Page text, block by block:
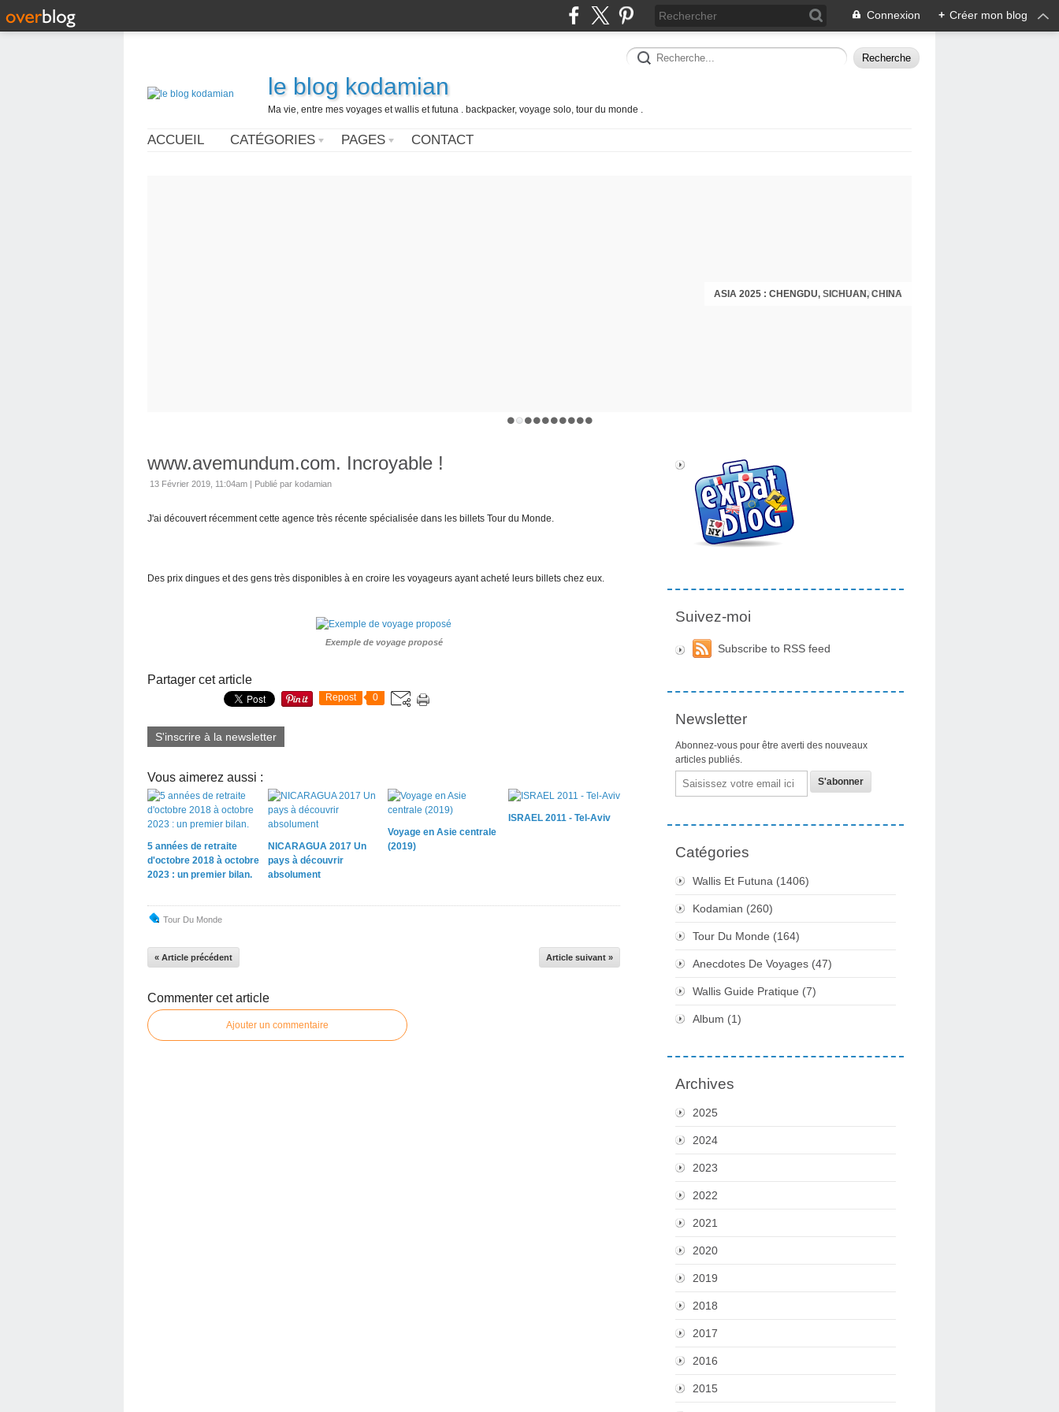
Connexion + Créer mon blog
le blog kodamian
Ma vie, entre mes voyages et wallis et futuna . backpacker, voyage solo, tour du monde .
ACCUEIL CATÉGORIES PAGES CONTACT
ASIA 2025 : CHENGDU, SICHUAN, CHINA
CHENGDU 2025
www.avemundum.com. Incroyable !
13 Février 2019, 11:04am | Publié par kodamian
J'ai découvert récemment cette agence très récente spécialisée dans les billets Tour du Monde.
Des prix dingues et des gens très disponibles à en croire les voyageurs ayant acheté leurs billets chez eux.
Exemple de voyage proposé
Partager cet article
Repost 0
S'inscrire à la newsletter
Vous aimerez aussi :
5 années de retraite
d'octobre 2018 à octobre
2023 : un premier bilan.
NICARAGUA 2017 Un
pays à découvrir
absolument
Voyage en Asie centrale
(2019)
ISRAEL 2011 - Tel-Aviv
Tour Du Monde
« Article précédent Article suivant »
Commenter cet article
Ajouter un commentaire
Suivez-moi
Subscribe to RSS feed
Newsletter
Abonnez-vous pour être averti des nouveaux
articles publiés.
Email
Catégories
Wallis Et Futuna (1406)
Kodamian (260)
Tour Du Monde (164)
Anecdotes De Voyages (47)
Wallis Guide Pratique (7)
Album (1)
Archives
2025
2024
2023
2022
2021
2020
2019
2018
2017
2016
2015